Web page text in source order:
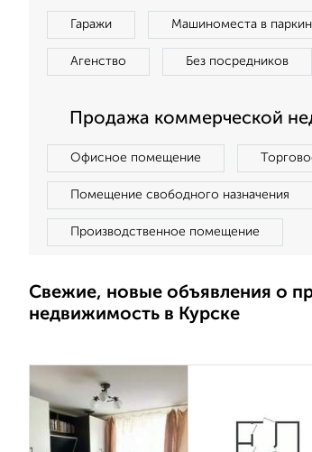
Гаражи Машиноместа в
Агенство Без посредников
Продажа коммерческой
Офисное помещение
Помещение свободного назначения
Производственное помещение
Свежие, новые объявления о
недвижимость в Курске